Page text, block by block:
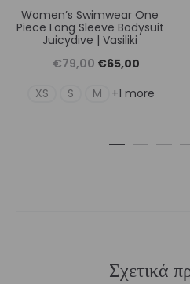
Women’s Swimwear One
Piece Long Sleeve Bodysuit
Juicydive | Vasiliki
€79,00 Original
price
€65,00Η
XS S M +1 more
Σχετικά